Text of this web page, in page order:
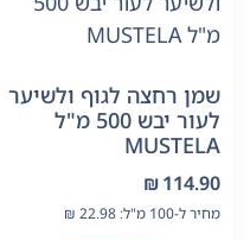
שמן רחצה לגוף ולשיער
לעור יבש 500 מ"ל
MUSTELA
₪114.90
מחיר ל-100 מ"ל: ₪ 22.98